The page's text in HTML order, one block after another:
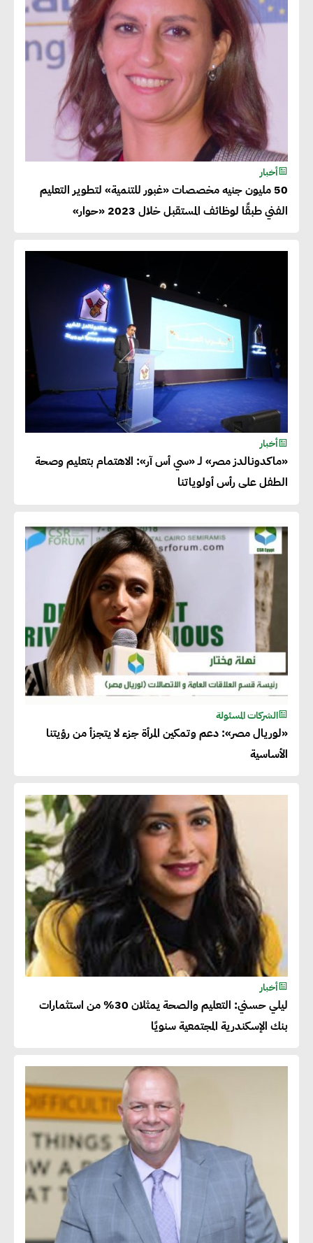
أخبار
50 مليون جنيه مخصصات «غبور للتنمية» لتطوير التعليم
الفني طبقًا لوظائف المستقبل خلال 2023 «حوار»
أخبار
«ماكدونالدز مصر» لـ «سي أس آر»: الاهتمام بتعليم وصحة
الطفل على رأس أولوياتنا
الشركات المسئولة
«لوريال مصر»: دعم وتمكين المرأة جزء لا يتجزأ من رؤيتنا
الأساسية
أخبار
ليلي حسني: التعليم والصحة يمثلان 30% من استثمارات
بنك الإسكندرية المجتمعية سنويًا